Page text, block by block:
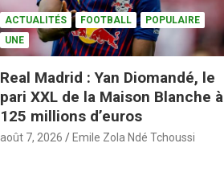
ACTUALITÉS FOOTBALL
POPULAIRE
UNE
Real Madrid : Yan Diomandé, le
pari XXL de la Maison Blanche à
125 millions d’euros
août 7, 2026 Emile Zola Ndé Tchoussi